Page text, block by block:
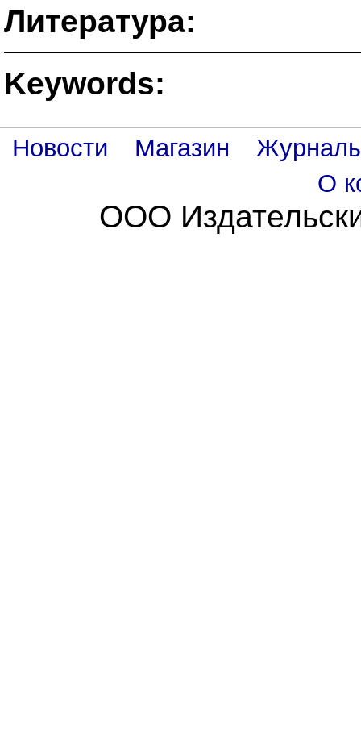
Литература:
Keywords:
Новости Магазин
О
ООО